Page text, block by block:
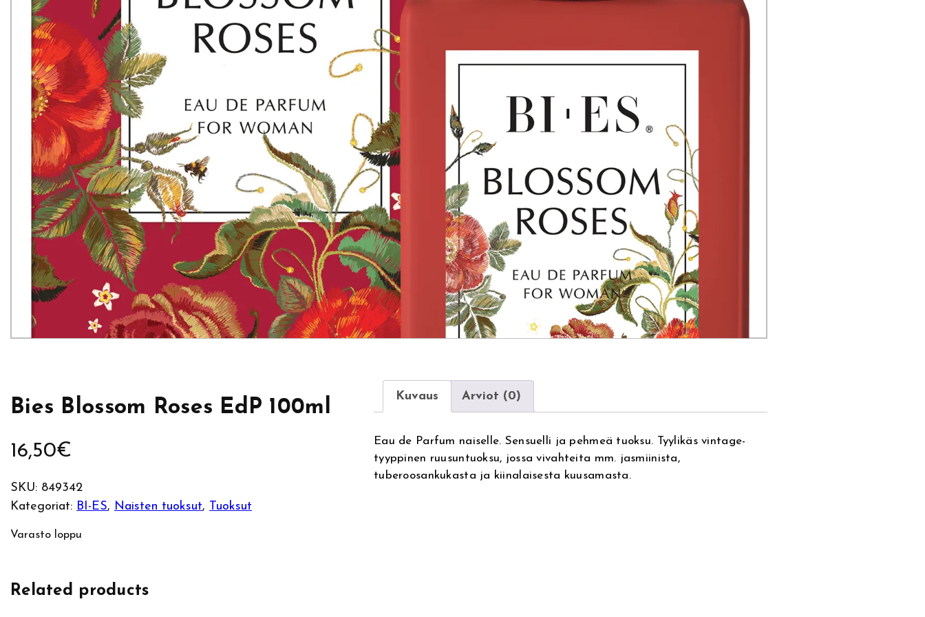
Bies Blossom Roses EdP 100ml
16,50€
SKU: 849342
Kategoriat: BI-ES, Naisten tuoksut, Tuoksut
Varasto loppu
Kuvaus Arviot (0)
Eau de Parfum naiselle. Sensuelli ja pehmeä tuoksu. Tyylikäs vintage-
tyyppinen ruusuntuoksu, jossa vivahteita mm. jasmiinista,
tuberoosankukasta ja kiinalaisesta kuusamasta.
Related products